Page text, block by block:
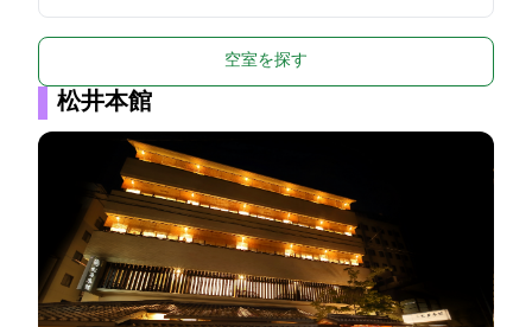
空室を探す
松井本館